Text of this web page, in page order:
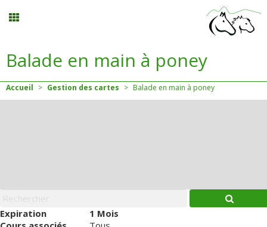
Anniversaires
Panier
Balade en main à poney
Accueil > Gestion des cartes > Balade en main à poney
Expiration
1 Mois